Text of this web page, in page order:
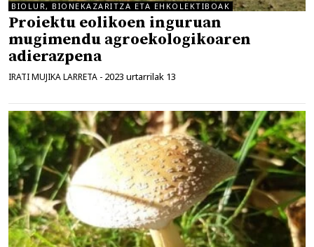
BIOLUR, BIONEKAZARITZA ETA EHKOLEKTIBOAK
Proiektu eolikoen inguruan
mugimendu agroekologikoaren
adierazpena
IRATI MUJIKA LARRETA - 2023 urtarrilak 13